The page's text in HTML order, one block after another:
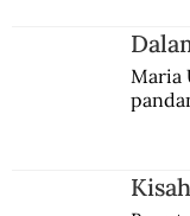
Jules
Maria